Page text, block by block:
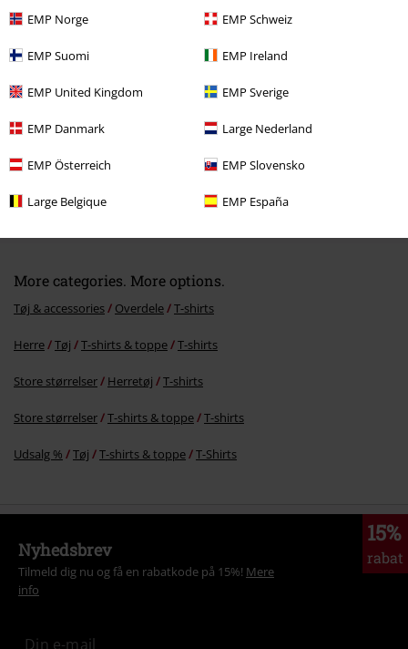
EMP Norge EMP Schweiz
EMP Suomi EMP Ireland
EMP United Kingdom EMP Sverige
EMP Danmark Large Nederland
EMP Österreich EMP Slovensko
Large Belgique EMP España
Frakr 209.95
More categories. More options.
Tøj & accessories Overdele T-shirts
Herre Tøj T-shirts & toppe T-shirts
Store størrelser Herretøj T-shirts
Store størrelser T-shirts & toppe T-shirts
Udsalg % Tøj T-shirts & toppe T-Shirts
15%
rabat
Nyhedsbrev
Tilmeld dig nu og få en rabatkode på 15%! Mere
info